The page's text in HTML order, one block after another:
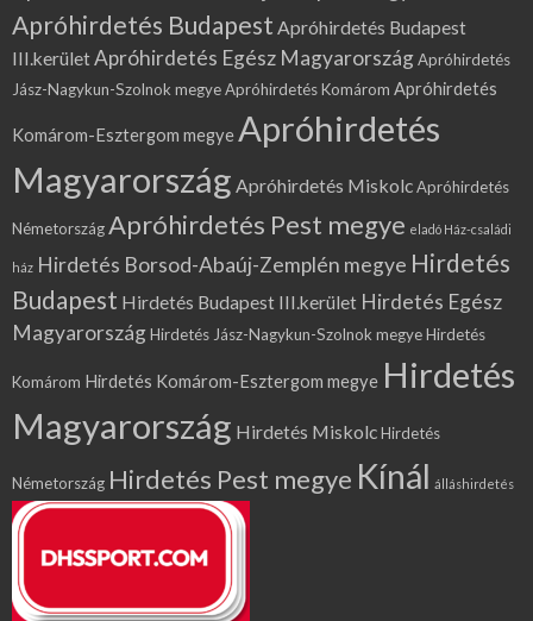
Apróhirdetés Budapest Apróhirdetés Budapest
III.kerületApróhirdetés Egész MagyarországApróhirdetés
Jász-Nagykun-Szolnok megyeApróhirdetés Komárom Apróhirdetés
Komárom-Esztergom megye Apróhirdetés
Magyarország Apróhirdetés MiskolcApróhirdetés
NémetországApróhirdetés Pest megye eladó Ház-családi
ház Hirdetés Borsod-Abaúj-Zemplén megye Hirdetés
Budapest Hirdetés Budapest III.kerület Hirdetés Egész
MagyarországHirdetés Jász-Nagykun-Szolnok megyeHirdetés
Komárom Hirdetés Komárom-Esztergom megye Hirdetés
Magyarország Hirdetés MiskolcHirdetés
Németország Hirdetés Pest megye Kínál álláshirdetés